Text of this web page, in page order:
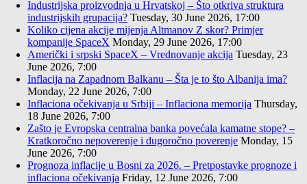
Industrijska proizvodnja u Hrvatskoj – Što otkriva struktura
industrijskih grupacija? Tuesday, 30 June 2026, 17:00
Koliko cijena akcije mijenja Altmanov Z skor? Primjer
kompanije SpaceX Monday, 29 June 2026, 17:00
Američki i srpski SpaceX – Vrednovanje akcija Tuesday, 23
June 2026, 7:00
Inflacija na Zapadnom Balkanu – Šta je to što Albanija ima?
Monday, 22 June 2026, 7:00
Inflaciona očekivanja u Srbiji – Inflaciona memorija Thursday,
18 June 2026, 7:00
Zašto je Evropska centralna banka povećala kamatne stope? –
Kratkoročno nepoverenje i dugoročno poverenje Monday, 15
June 2026, 7:00
Prognoza inflacije u Bosni za 2026. – Pretpostavke prognoze i
inflaciona očekivanja Friday, 12 June 2026, 7:00